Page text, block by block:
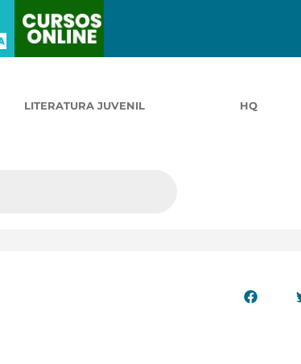
LITERATURA JUVENIL HQ